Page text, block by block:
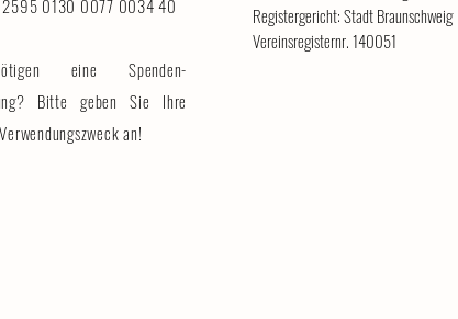
Katzenhaus vorübergehend für
Besucher geschlossen
2595 0130 0077 0034 40
eine Spenden-
Bitte geben Sie Ihre
an!
Registergericht: Stadt Braunschweig
Vereinsregisternr. 140051